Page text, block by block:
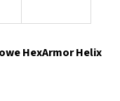
HexArmor Helix